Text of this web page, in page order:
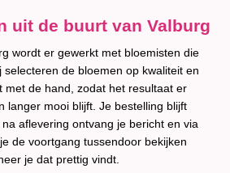
uit de buurt van Valburg
wordt er gewerkt met bloemisten die
selecteren de bloemen op kwaliteit en
met de hand, zodat het resultaat er
langer mooi blijft. Je bestelling blijft
aflevering ontvang je bericht en via
de voortgang tussendoor bekijken
je dat prettig vindt.